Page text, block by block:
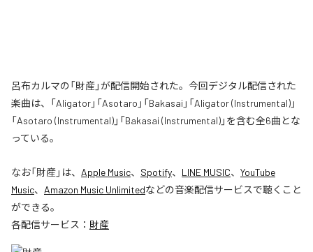
呂布カルマの「財産」が配信開始された。今回デジタル配信された
楽曲は、「Aligator」「Asotaro」「Bakasai」「Aligator (Instrumental)」
「Asotaro (Instrumental)」「Bakasai (Instrumental)」を含む全6曲とな
っている。
なお「財産」は、 Apple Music、 Spotify、 LINE MUSIC、 YouTube
Music、 Amazon Music Unlimitedなどの音楽配信サービスで聴くこと
ができる。
各配信サービス： 財産